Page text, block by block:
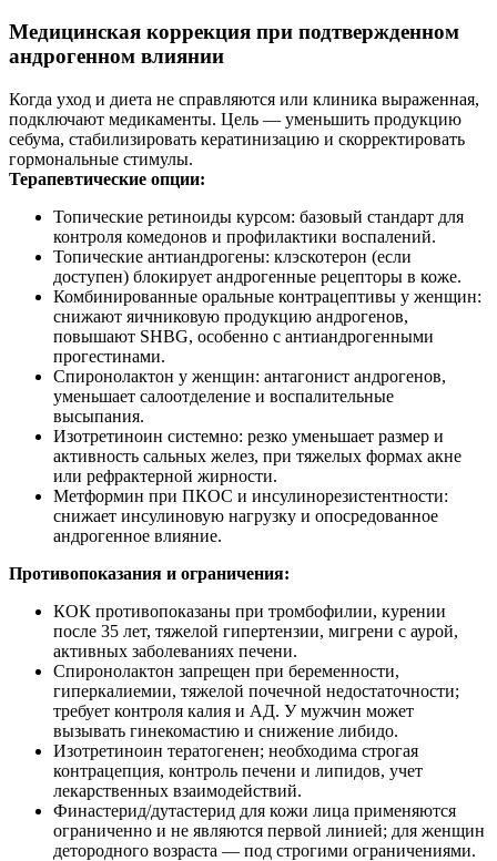
Медицинская коррекция при подтвержденном
андрогенном влиянии
Когда уход и диета не справляются или клиника выраженная,
подключают медикаменты. Цель — уменьшить продукцию
себума, стабилизировать кератинизацию и скорректировать
гормональные стимулы.
Терапевтические опции:
Топические ретиноиды курсом: базовый стандарт для
контроля комедонов и профилактики воспалений.
Топические антиандрогены: клэскотерон (если
доступен) блокирует андрогенные рецепторы в коже.
Комбинированные оральные контрацептивы у женщин:
снижают яичниковую продукцию андрогенов,
повышают SHBG, особенно с антиандрогенными
прогестинами.
Спиронолактон у женщин: антагонист андрогенов,
уменьшает салоотделение и воспалительные
высыпания.
Изотретиноин системно: резко уменьшает размер и
активность сальных желез, при тяжелых формах акне
или рефрактерной жирности.
Метформин при ПКОС и инсулинорезистентности:
снижает инсулиновую нагрузку и опосредованное
андрогенное влияние.
Противопоказания и ограничения:
КОК противопоказаны при тромбофилии, курении
после 35 лет, тяжелой гипертензии, мигрени с аурой,
активных заболеваниях печени.
Спиронолактон запрещен при беременности,
гиперкалиемии, тяжелой почечной недостаточности;
требует контроля калия и АД. У мужчин может
вызывать гинекомастию и снижение либидо.
Изотретиноин тератогенен; необходима строгая
контрацепция, контроль печени и липидов, учет
лекарственных взаимодействий.
Финастерид/дутастерид для кожи лица применяются
ограниченно и не являются первой линией; для женщин
детородного возраста — под строгими ограничениями.